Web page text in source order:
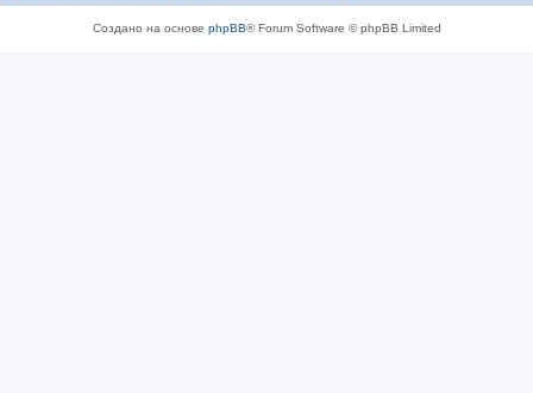
Создано на основе phpBB® Forum Software © phpBB Limited